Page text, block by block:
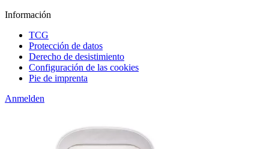
Información
TCG
Protección de datos
Derecho de desistimiento
Configuración de las cookies
Pie de imprenta
Anmelden